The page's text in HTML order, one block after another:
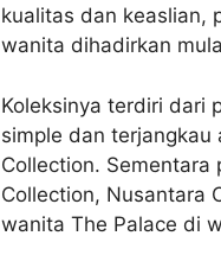
kualitas dan keaslian,
wanita dihadirkan
Koleksinya terdiri dari
simple dan terjangkau
Collection. Sementara
Collection, Nusantara
wanita The Palace di